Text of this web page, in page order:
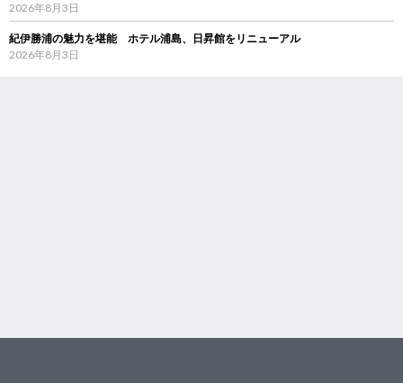
2026年8月3日
紀伊勝浦の魅力を堪能 ホテル浦島、日昇館をリニューアル
2026年8月3日